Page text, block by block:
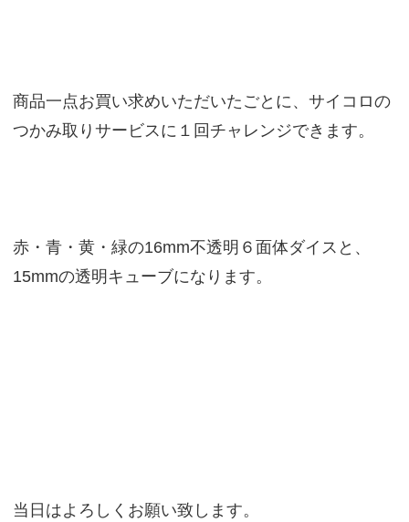
商品一点お買い求めいただいたごとに、サイコロの
つかみ取りサービスに１回チャレンジできます。
赤・青・黄・緑の16mm不透明６面体ダイスと、
15mmの透明キューブになります。
当日はよろしくお願い致します。